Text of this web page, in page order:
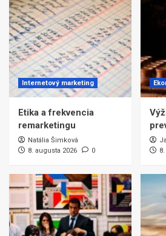
Internetový marketing
Etika a frekvencia
remarketingu
Natália Šimková
8. augusta 2026
0